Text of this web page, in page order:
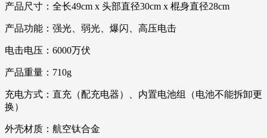
产品尺寸：全长49cm x 头部直径30cm x 棍身直径28cm
产品功能：强光、弱光、爆闪、高压电击
电击电压：6000万伏
产品重量：710g
充电方式：直充（配充电器）、内置电池组（电池不能拆卸更
换）
外壳材质：航空钛合金